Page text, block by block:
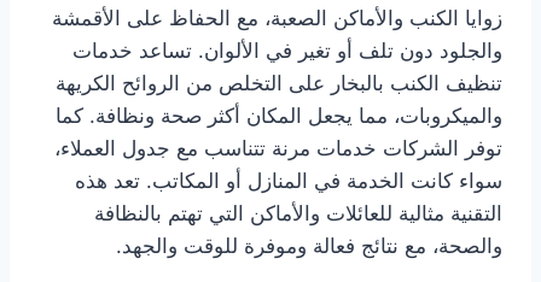
زوايا الكنب والأماكن الصعبة، مع الحفاظ على الأقمشة
والجلود دون تلف أو تغير في الألوان. تساعد خدمات
تنظيف الكنب بالبخار على التخلص من الروائح الكريهة
والميكروبات، مما يجعل المكان أكثر صحة ونظافة. كما
توفر الشركات خدمات مرنة تتناسب مع جدول العملاء،
سواء كانت الخدمة في المنازل أو المكاتب. تعد هذه
التقنية مثالية للعائلات والأماكن التي تهتم بالنظافة
والصحة، مع نتائج فعالة وموفرة للوقت والجهد.